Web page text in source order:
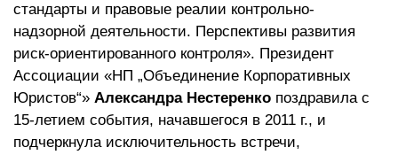
стандарты и правовые реалии контрольно-
надзорной деятельности. Перспективы развития
риск-ориентированного контроля». Президент
Ассоциации «НП „Объединение Корпоративных
Юристов“» Александра Нестеренко поздравила с
15-летием события, начавшегося в 2011 г., и
подчеркнула исключительность встречи,